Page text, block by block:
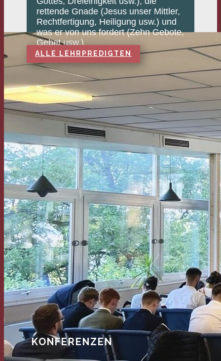
rettende Gnade (Jesus unser Mittler,
Rechtfertigung, Heiligung usw.) und
was er von uns fordert (Zehn Gebote,
Gebet usw.)
ALLE LEHRPREDIGTEN
KONFERENZEN